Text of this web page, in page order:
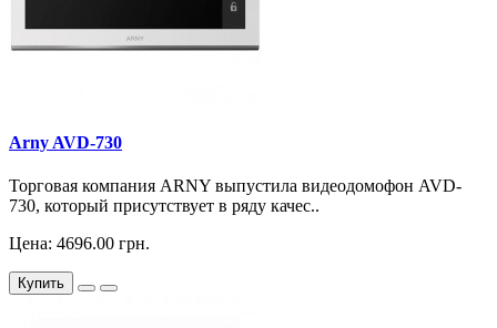
Arny AVD-730
Торговая компания ARNY выпустила видеодомофон AVD-
730, который присутствует в ряду качес..
Цена: 4696.00 грн.
Купить